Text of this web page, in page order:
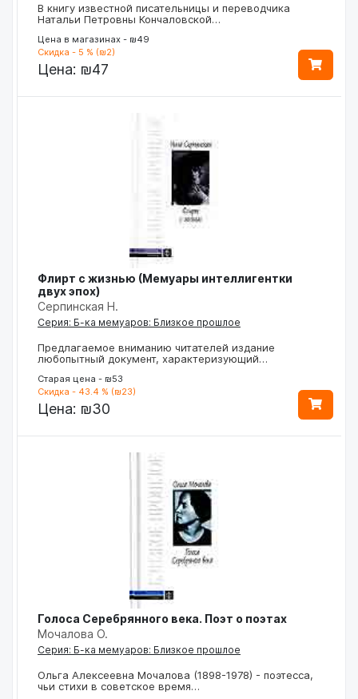
В книгу известной писательницы и переводчика
Натальи Петровны Кончаловской…
Цена в магазинах - ₪49
Скидка - 5 % (₪2)
Цена: ₪47
Флирт с жизнью (Мемуары интеллигентки
двух эпох)
Серпинская Н.
Серия: Б-ка мемуаров: Близкое прошлое
Предлагаемое вниманию читателей издание
любопытный документ, характеризующий…
Старая цена - ₪53
Скидка - 43.4 % (₪23)
Цена: ₪30
Голоса Серебрянного века. Поэт о поэтах
Мочалова О.
Серия: Б-ка мемуаров: Близкое прошлое
Ольга Алексеевна Мочалова (1898-1978) - поэтесса,
чьи стихи в советское время…